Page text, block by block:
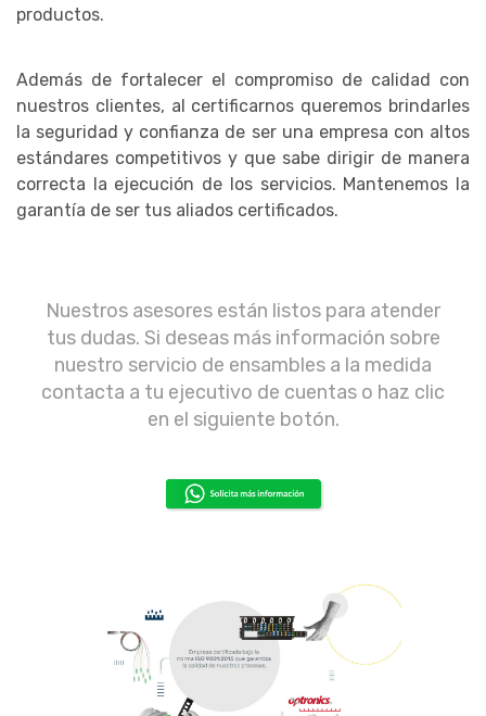
productos.
Además de fortalecer el compromiso de calidad con
nuestros clientes, al certificarnos queremos brindarles
la seguridad y confianza de ser una empresa con altos
estándares competitivos y que sabe dirigir de manera
correcta la ejecución de los servicios. Mantenemos la
garantía de ser tus aliados certificados.
Nuestros asesores están listos para atender
tus dudas. Si deseas más información sobre
nuestro servicio de ensambles a la medida
contacta a tu ejecutivo de cuentas o haz clic
en el siguiente botón.